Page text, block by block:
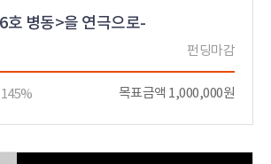
호 병동>을 연극으로-
펀딩마감
145% 목표금액 1,000,000원